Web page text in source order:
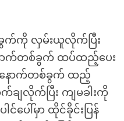
ကို လှမ်းယူလိုက်ပြီး
ောက်တစ်ခွက် ထပ်ထည့်ပေး
နောက်တစ်ခွက် ထည့်
ချလိုက်ပြီး ကျမခါးကို
ပေါ်မှာ ထိုင်ခိုင်းပြန်